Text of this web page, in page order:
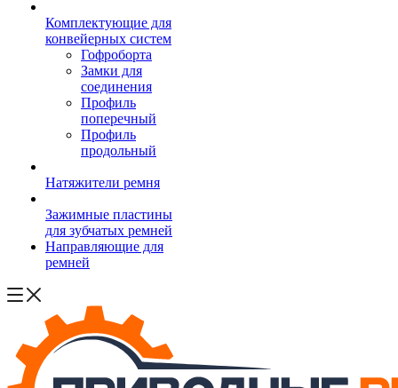
Комплектующие для
конвейерных систем
Гофроборта
Замки для
соединения
Профиль
поперечный
Профиль
продольный
Натяжители ремня
Зажимные пластины
для зубчатых ремней
Направляющие для
ремней